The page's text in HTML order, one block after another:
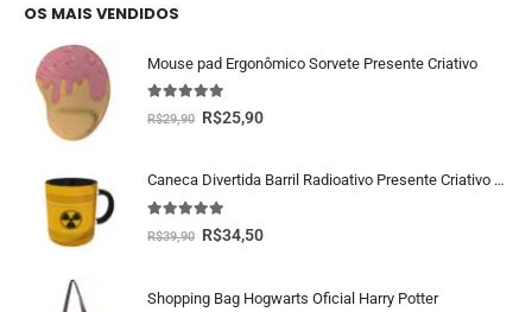
OS MAIS VENDIDOS
Mouse pad Ergonômico Sorvete Presente Criativo
5.00 fora de 5
R$29,90 R$25,90
Caneca Divertida Barril Radioativo Presente Criativo Geek
5.00 fora de 5
R$39,90 R$34,50
Shopping Bag Hogwarts Oficial Harry Potter